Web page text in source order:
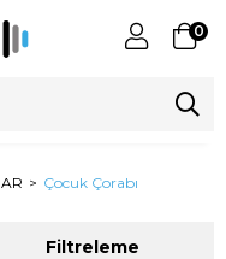
0
Çocuk Çorabı
Filtreleme